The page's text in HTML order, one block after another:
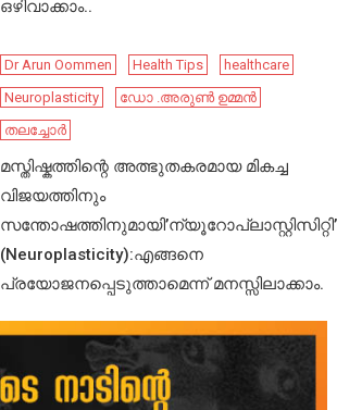
ഒഴിവാക്കാം..
Dr Arun Oommen Health Tips
healthcare
Neuroplasticity
ഡോ .അരുൺ ഉമ്മൻ
തലച്ചോർ
മസ്തിഷ്കത്തിന്റെ അത്ഭുതകരമായ മികച്ച
വിജയത്തിനും
സന്തോഷത്തിനുമായി’ന്യൂറോപ്ലാസ്റ്റിസിറ്റി’
(Neuroplasticity):എങ്ങനെ
പ്രയോജനപ്പെടുത്താമെന്ന് മനസ്സിലാക്കാം.